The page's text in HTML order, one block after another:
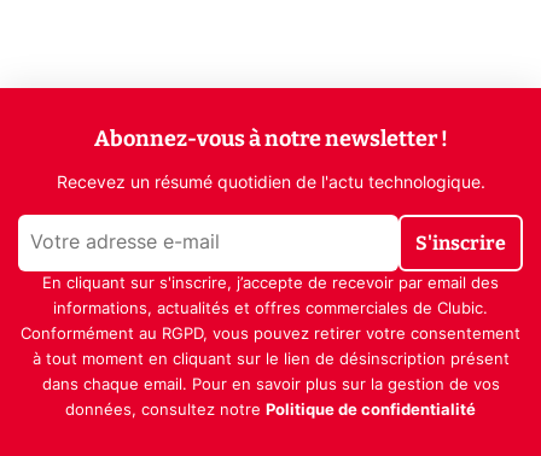
Abonnez-vous à notre newsletter !
Recevez un résumé quotidien de l'actu technologique.
S'inscrire
En cliquant sur s'inscrire, j’accepte de recevoir par email des
informations, actualités et offres commerciales de Clubic.
Conformément au RGPD, vous pouvez retirer votre consentement
à tout moment en cliquant sur le lien de désinscription présent
dans chaque email. Pour en savoir plus sur la gestion de vos
données, consultez notre Politique de confidentialité